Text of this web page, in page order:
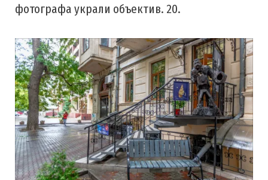
фотографа украли объектив. 20.